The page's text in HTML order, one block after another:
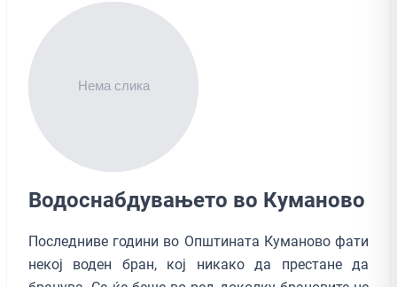
Водоснабдувањето во Куманово
Последниве години во Општината Куманово фати
некој воден бран, кој никако да престане да